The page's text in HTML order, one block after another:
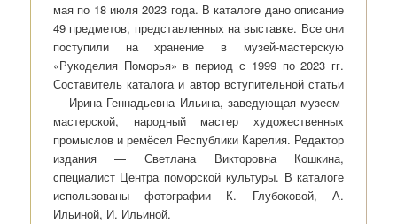
мая по 18 июля 2023 года. В каталоге дано описание
49 предметов, представленных на выставке. Все они
поступили на хранение в музей-мастерскую
«Рукоделия Поморья» в период с 1999 по 2023 гг.
Составитель каталога и автор вступительной статьи
— Ирина Геннадьевна Ильина, заведующая музеем-
мастерской, народный мастер художественных
промыслов и ремёсел Республики Карелия. Редактор
издания — Светлана Викторовна Кошкина,
специалист Центра поморской культуры. В каталоге
использованы фотографии К. Глубоковой, А.
Ильиной, И. Ильиной.